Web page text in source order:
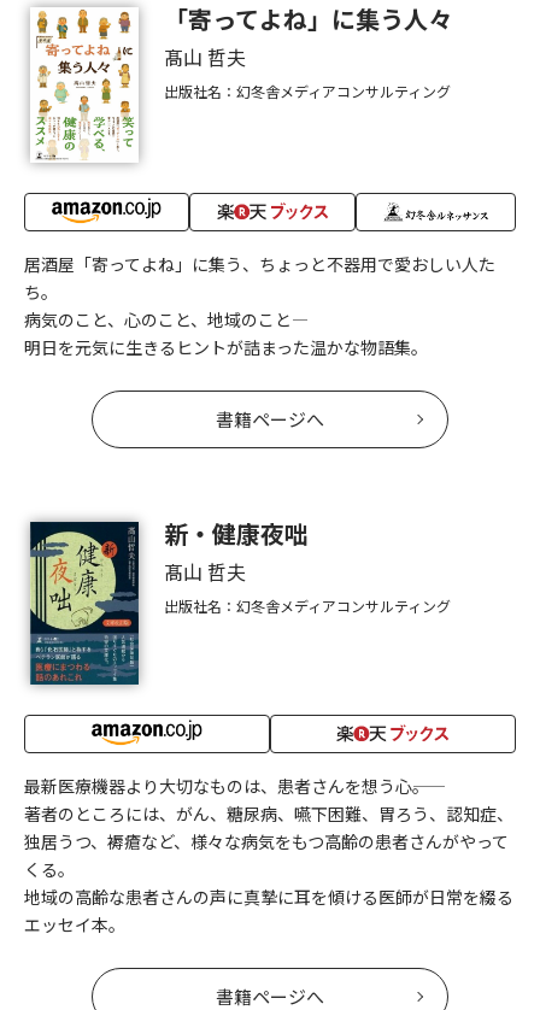
「寄ってよね」に集う人々
髙山 哲夫
出版社名：幻冬舎メディアコンサルティング
居酒屋「寄ってよね」に集う、ちょっと不器用で愛おしい人た
ち。
病気のこと、心のこと、地域のこと――
明日を元気に生きるヒントが詰まった温かな物語集。
書籍ページへ
新・健康夜咄
髙山 哲夫
出版社名：幻冬舎メディアコンサルティング
最新医療機器より大切なものは、患者さんを想う心――。
著者のところには、がん、糖尿病、嚥下困難、胃ろう、認知症、
独居うつ、褥瘡など、様々な病気をもつ高齢の患者さんがやって
くる。
地域の高齢な患者さんの声に真摯に耳を傾ける医師が日常を綴る
エッセイ本。
書籍ページへ